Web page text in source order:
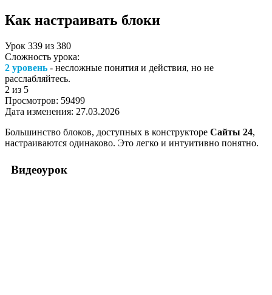
Как настраивать блоки
Урок 339 из 380
Сложность урока:
2 уровень - несложные понятия и действия, но не
расслабляйтесь.
2 из 5
Просмотров: 59499
Дата изменения: 27.03.2026
Большинство блоков, доступных в конструкторе Сайты 24,
настраиваются одинаково. Это легко и интуитивно понятно.
Видеоурок